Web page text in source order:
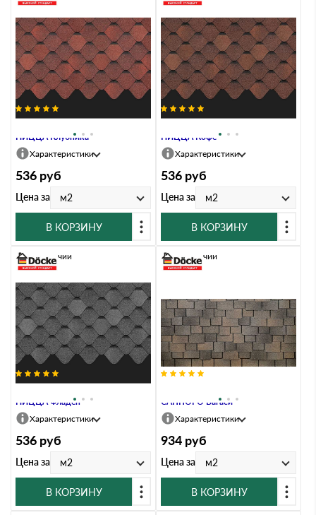
НИЦЦА Клубника
Характеристики
536 руб
Цена за м2
В КОРЗИНУ
НИЦЦА Кофе
Характеристики
536 руб
Цена за м2
В КОРЗИНУ
НИЦЦА Фладен
В наличии
Характеристики
536 руб
Цена за м2
В КОРЗИНУ
САППОРО Вагаси
В наличии
Характеристики
934 руб
Цена за м2
В КОРЗИНУ